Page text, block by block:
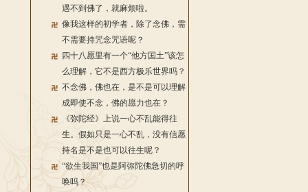
遇不到佛了，就麻烦啦。
像我这样的初学者，除了念佛，需
不需要持咒念咒语呢？
四十八愿里有一个“他方国土”该怎
么理解，它不是西方极乐世界吗？
不念佛，佛也在，是不是可以理解
成即使不念，佛的愿力也在？
《弥陀经》上说一心不乱能得往
生。假如只是一心不乱，没有信愿
持名是不是也可以往生呢？
“欲生我国”也是阿弥陀佛急切的呼
唤吗？